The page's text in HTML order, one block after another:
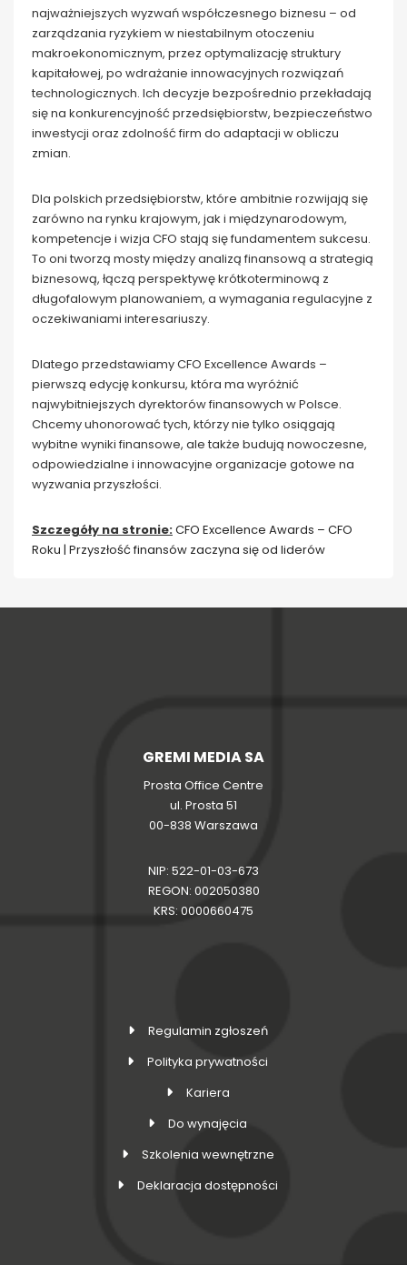
najważniejszych wyzwań współczesnego biznesu – od
zarządzania ryzykiem w niestabilnym otoczeniu
makroekonomicznym, przez optymalizację struktury
kapitałowej, po wdrażanie innowacyjnych rozwiązań
technologicznych. Ich decyzje bezpośrednio przekładają
się na konkurencyjność przedsiębiorstw, bezpieczeństwo
inwestycji oraz zdolność firm do adaptacji w obliczu
zmian.
Dla polskich przedsiębiorstw, które ambitnie rozwijają się
zarówno na rynku krajowym, jak i międzynarodowym,
kompetencje i wizja CFO stają się fundamentem sukcesu.
To oni tworzą mosty między analizą finansową a strategią
biznesową, łączą perspektywę krótkoterminową z
długofalowym planowaniem, a wymagania regulacyjne z
oczekiwaniami interesariuszy.
Dlatego przedstawiamy CFO Excellence Awards –
pierwszą edycję konkursu, która ma wyróżnić
najwybitniejszych dyrektorów finansowych w Polsce.
Chcemy uhonorować tych, którzy nie tylko osiągają
wybitne wyniki finansowe, ale także budują nowoczesne,
odpowiedzialne i innowacyjne organizacje gotowe na
wyzwania przyszłości.
Szczegóły na stronie:CFO Excellence Awards – CFO
Roku | Przyszłość finansów zaczyna się od liderów
GREMI MEDIA SA
Prosta Office Centre
ul. Prosta 51
00-838 Warszawa
NIP: 522-01-03-673
REGON: 002050380
KRS: 0000660475
Regulamin zgłoszeń
Polityka prywatności
Kariera
Do wynajęcia
Szkolenia wewnętrzne
Deklaracja dostępności